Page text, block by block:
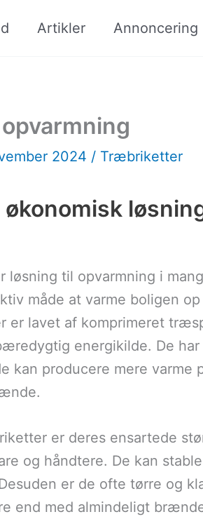
Artikler Annoncering
2024 / Træbriketter
til opvarmning i
måde at varme boligen
er lavet af komprimeret
energikilde. De har
producere mere varme
er deres ensartede
og håndtere. De kan
er de ofte tørre og
end med almindeligt